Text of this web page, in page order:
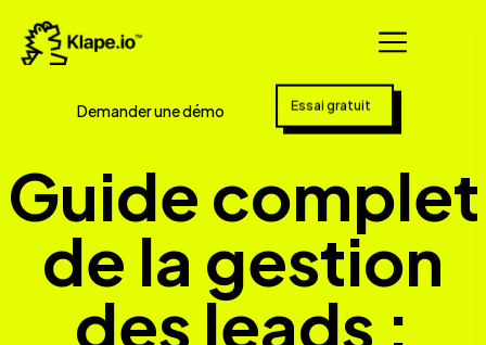
Demander une démo
Essai gratuit
Guide complet
de la gestion
des leads :